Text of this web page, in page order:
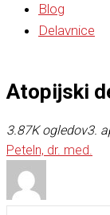
Blog
Delavnice
Atopijski
3.87K ogledov3.
Peteln, dr. med.